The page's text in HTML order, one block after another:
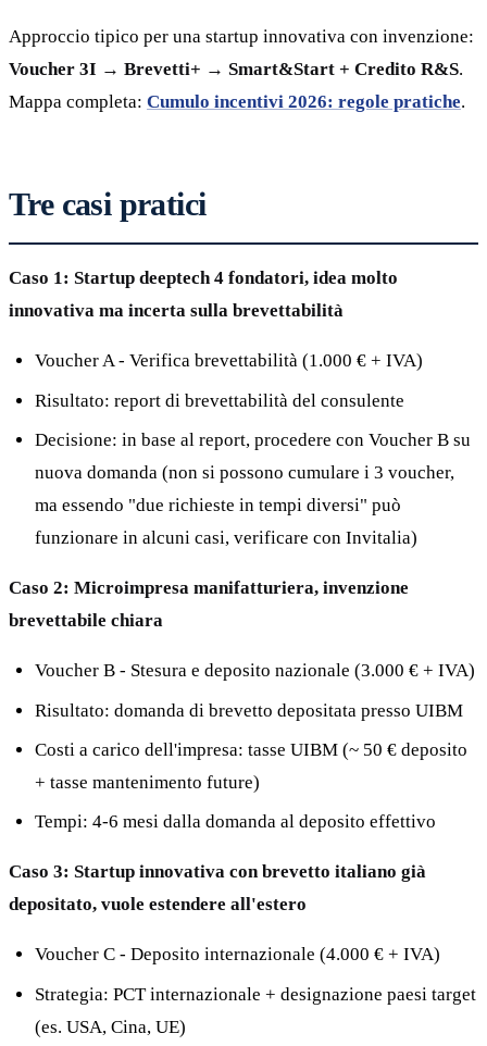
Approccio tipico per una startup innovativa con invenzione:
Voucher 3I → Brevetti+ → Smart&Start + Credito R&S.
Mappa completa: Cumulo incentivi 2026: regole pratiche.
Tre casi pratici
Caso 1: Startup deeptech 4 fondatori, idea molto
innovativa ma incerta sulla brevettabilità
Voucher A - Verifica brevettabilità (1.000 € + IVA)
Risultato: report di brevettabilità del consulente
Decisione: in base al report, procedere con Voucher B su
nuova domanda (non si possono cumulare i 3 voucher,
ma essendo "due richieste in tempi diversi" può
funzionare in alcuni casi, verificare con Invitalia)
Caso 2: Microimpresa manifatturiera, invenzione
brevettabile chiara
Voucher B - Stesura e deposito nazionale (3.000 € + IVA)
Risultato: domanda di brevetto depositata presso UIBM
Costi a carico dell'impresa: tasse UIBM (~ 50 € deposito
+ tasse mantenimento future)
Tempi: 4-6 mesi dalla domanda al deposito effettivo
Caso 3: Startup innovativa con brevetto italiano già
depositato, vuole estendere all'estero
Voucher C - Deposito internazionale (4.000 € + IVA)
Strategia: PCT internazionale + designazione paesi target
(es. USA, Cina, UE)